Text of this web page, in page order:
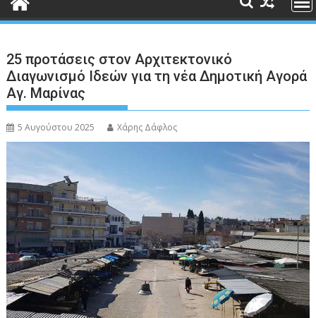
25 προτάσεις στον Αρχιτεκτονικό
Διαγωνισμό Ιδεών για τη νέα Δημοτική Αγορά
Αγ. Μαρίνας
5 Αυγούστου 2025 Χάρης Δάφλος